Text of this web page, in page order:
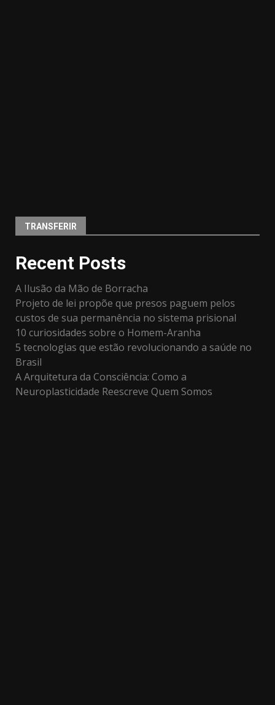
TRANSFERIR
Recent Posts
A Ilusão da Mão de Borracha
Projeto de lei propõe que presos paguem pelos
custos de sua permanência no sistema prisional
10 curiosidades sobre o Homem-Aranha
5 tecnologias que estão revolucionando a saúde no
Brasil
A Arquitetura da Consciência: Como a
Neuroplasticidade Reescreve Quem Somos